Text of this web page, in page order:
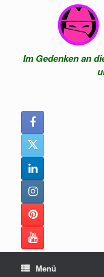
Im Gedenken an
Menü